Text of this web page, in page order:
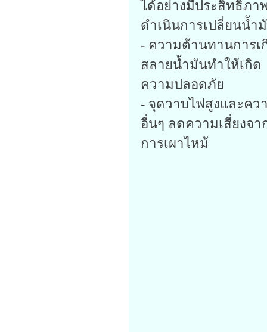
ได้อย่างมีประสิทธิภา
ดำเนินการเปลี่ยนน้ำ
- ความต้านทานการเ
สลายน้ำมันทำให้เกิด
ความปลอดภัย
- จุดวาบไฟสูงและค
อื่นๆ ลดความเสี่ยงจา
การเผาไหม้